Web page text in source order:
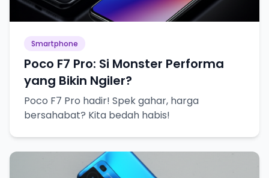
Smartphone
Poco F7 Pro: Si Monster Performa
yang Bikin Ngiler?
Poco F7 Pro hadir! Spek gahar, harga
bersahabat? Kita bedah habis!